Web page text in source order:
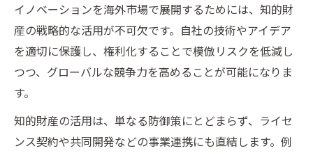
イノベーションを海外市場で展開するためには、知的財
産の戦略的な活用が不可欠です。自社の技術やアイデア
を適切に保護し、権利化することで模倣リスクを低減し
つつ、グローバルな競争力を高めることが可能になりま
す。
知的財産の活用は、単なる防御策にとどまらず、ライセ
ンス契約や共同開発などの事業連携にも直結します。例